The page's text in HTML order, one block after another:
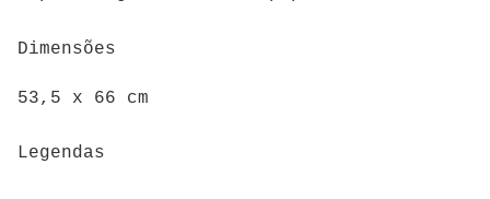
Dimensões
53,5 x 66 cm
Legendas